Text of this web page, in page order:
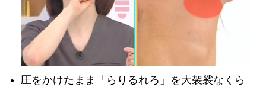
圧をかけたまま「らりるれろ」を大袈裟なくら